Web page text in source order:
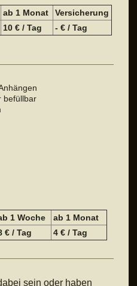
ab 1 Monat
Versicherung
10 € / Tag - € / Tag
befüllbar
1 Woche ab 1 Monat
€ / Tag 4 € / Tag
sein oder haben